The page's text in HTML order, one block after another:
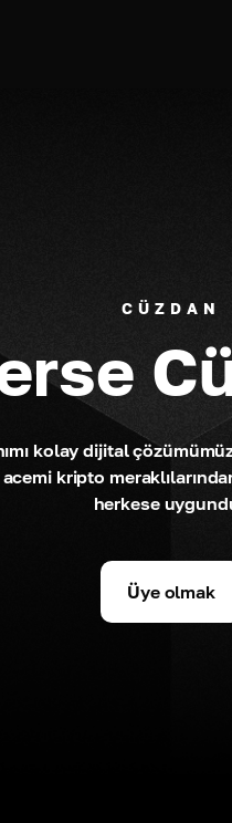
CÜZDAN
kolay dijital
kripto
herkese
Üye olmak